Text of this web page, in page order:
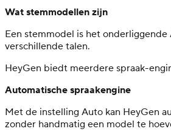
Wat stemmodellen zijn
Een stemmodel is het
verschillende talen.
HeyGen biedt meerdere spraak-
Automatische spraakengine
Met de instelling Auto kan HeyGen
zonder handmatig een model te